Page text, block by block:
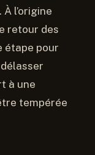
l’origine
retour des
étape pour
à une
tempérée